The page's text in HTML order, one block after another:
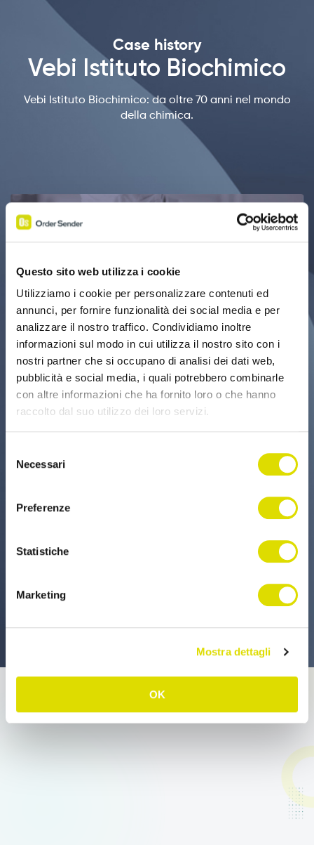
Questo sito web utilizza i cookie
Utilizziamo i cookie per personalizzare contenuti ed
annunci, per fornire funzionalità dei social media e per
analizzare il nostro traffico. Condividiamo inoltre
informazioni sul modo in cui utilizza il nostro sito con i
nostri partner che si occupano di analisi dei dati web,
pubblicità e social media, i quali potrebbero combinarle
con altre informazioni che ha fornito loro o che hanno
raccolto dal suo utilizzo dei loro servizi.
all'informativa:
https://www.ordersender.com/cookie-
delNecessari
Preferenze
Statistiche
Marketing
Mostra dettagli
OK
Case history
Vebi Istituto Biochimico
Vebi Istituto Biochimico: da oltre 70 anni nel mondo
della chimica.